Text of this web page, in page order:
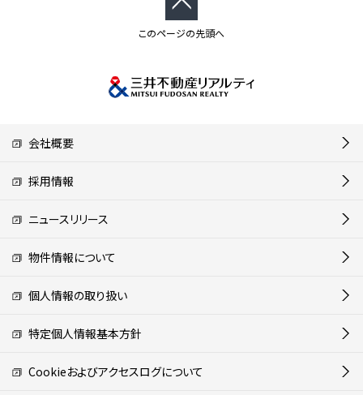
このページの先頭へ
会社概要
採用情報
ニュースリリース
物件情報について
個人情報の取り扱い
特定個人情報基本方針
Cookieおよびアクセスログについて